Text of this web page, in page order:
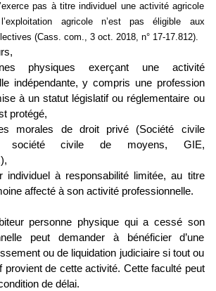
pas à titre individuel une activité agricole
agricole n’est pas éligible aux
(Cass. com., 3 oct. 2018, n° 17-17.812).
physiques exerçant une activité
indépendante, y compris une profession
à un statut législatif ou réglementaire ou
protégé,
morales de droit privé (Société civile
société civile de moyens, GIE,
individuel à responsabilité limitée, au titre
affecté à son activité professionnelle.
personne physique qui a cessé son
peut demander à bénéficier d’une
ou de liquidation judiciaire si tout ou
provient de cette activité. Cette faculté peut
de délai.